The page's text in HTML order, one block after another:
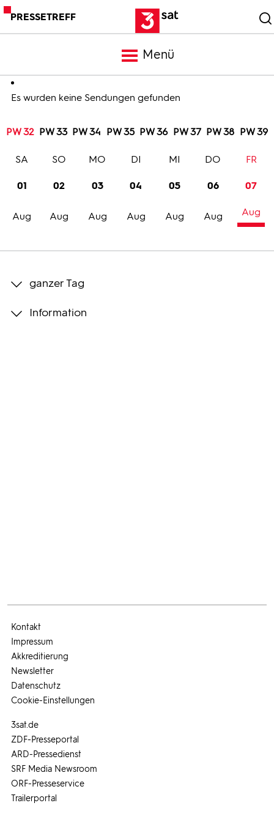
PRESSETREFF
Menü
Meldungen
Programm
Trailer
Bilder
Es wurden keine Sendungen gefunden
PW 32 PW 33 PW 34 PW 35 PW 36 PW 37 PW 38 PW 39
01
Aug
SA
02
Aug
SO
03
Aug
MO
04
Aug
DI
05
Aug
MI
06
Aug
DO
07
Aug
FR
ganzer Tag
Information
3sat.de
ZDF-Presseportal
ARD-Pressedienst
SRF Media Newsroom
ORF-Presseservice
Trailerportal
Kontakt
Impressum
Akkreditierung
Newsletter
Datenschutz
Cookie-Einstellungen